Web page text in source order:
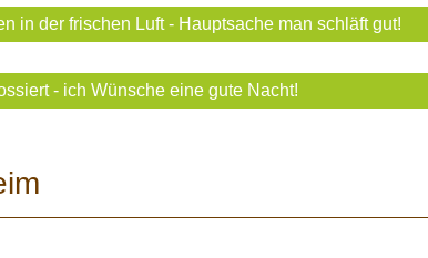
in der frischen Luft - Hauptsache man schläft gut!
- ich Wünsche eine gute Nacht!